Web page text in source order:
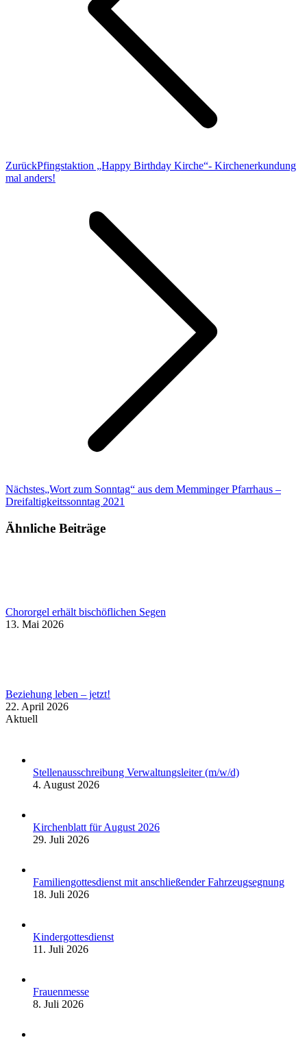
ZurückVorheriger
Beitrag:
Pfingstaktion „Happy Birthday Kirche“- Kirchenerkundung
mal anders!
NächstesNächster
Beitrag:
„Wort zum Sonntag“ aus dem Memminger Pfarrhaus –
Dreifaltigkeitssonntag 2021
Ähnliche Beiträge
Chororgel erhält bischöflichen Segen
13. Mai 2026
Beziehung leben – jetzt!
22. April 2026
Aktuell
Stellenausschreibung Verwaltungsleiter (m/w/d)
4. August 2026
Kirchenblatt für August 2026
29. Juli 2026
Familiengottesdienst mit anschließender Fahrzeugsegnung
18. Juli 2026
Kindergottesdienst
11. Juli 2026
Frauenmesse
8. Juli 2026